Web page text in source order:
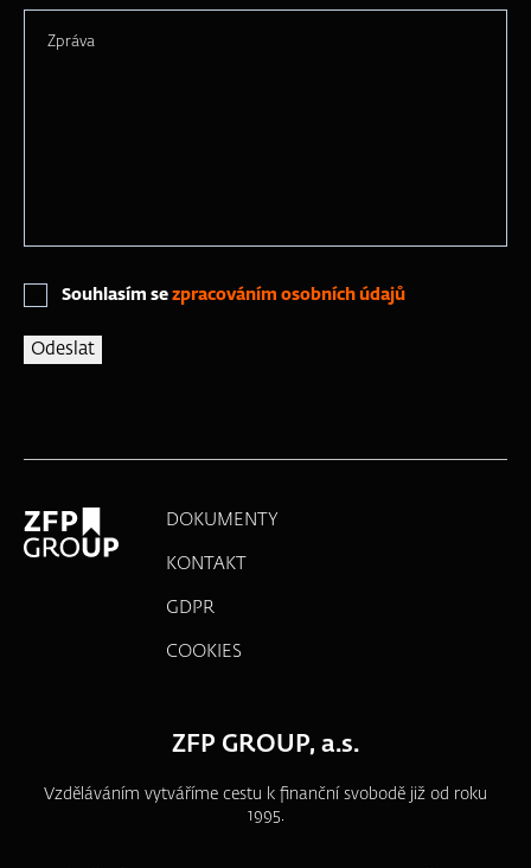
Zpráva
Souhlasím se zpracováním osobních údajů
DOKUMENTY
KONTAKT
GDPR
COOKIES
ZFP GROUP, a.s.
Vzděláváním vytváříme cestu k finanční svobodě již od roku
1995.